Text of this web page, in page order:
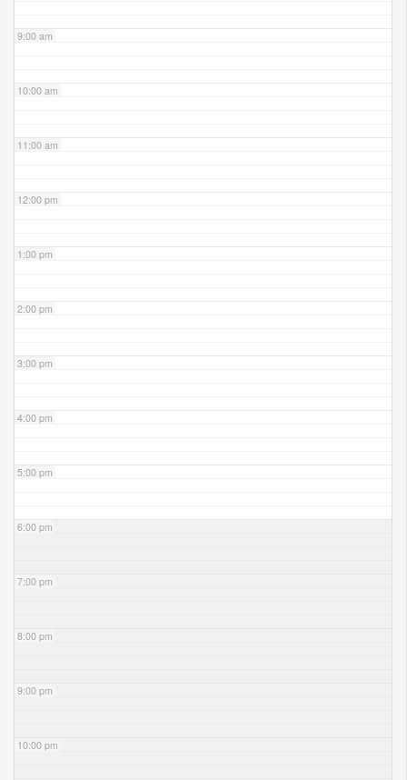
9:00 am
10:00 am
11:00 am
12:00 pm
1:00 pm
2:00 pm
3:00 pm
4:00 pm
5:00 pm
6:00 pm
7:00 pm
8:00 pm
9:00 pm
10:00 pm